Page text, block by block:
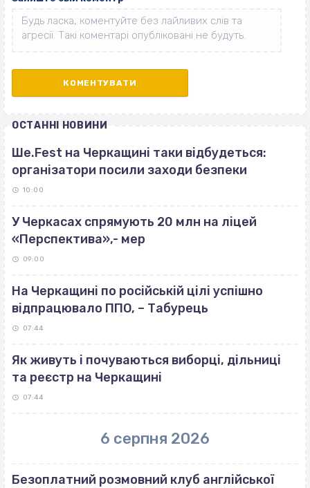
ОСТАННІ НОВИНИ
Ше.Fest на Черкащині таки відбудеться:
організатори посили заходи безпеки
10:00
У Черкасах спрямують 20 млн на ліцей
«Перспектива»,- мер
09:00
На Черкащині по російській цілі успішно
відпрацювало ППО, – Табурець
07:44
Як живуть і почуваються виборці, дільниці
та реєстр на Черкащині
07:44
6 серпня 2026
Безоплатний розмовний клуб англійської